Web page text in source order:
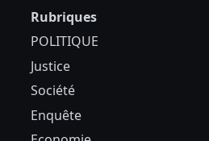
Rubriques
POLITIQUE
Justice
Société
Enquête